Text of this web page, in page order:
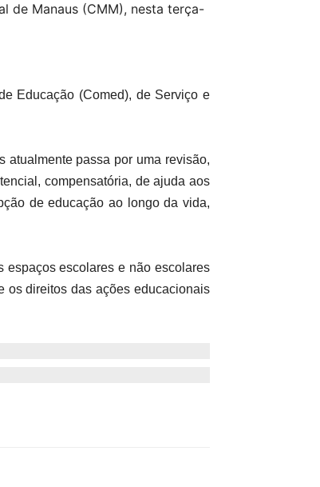
de Manaus (CMM), nesta terça-
Educação (Comed), de Serviço e
atualmente passa por uma revisão,
compensatória, de ajuda aos
de educação ao longo da vida,
espaços escolares e não escolares
os direitos das ações educacionais